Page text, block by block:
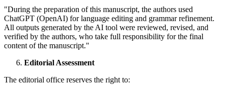
"During the preparation of this manuscript, the authors used
ChatGPT (OpenAI) for language editing and grammar refinement.
All outputs generated by the AI tool were reviewed, revised, and
verified by the authors, who take full responsibility for the final
content of the manuscript."
Editorial Assessment
The editorial office reserves the right to: